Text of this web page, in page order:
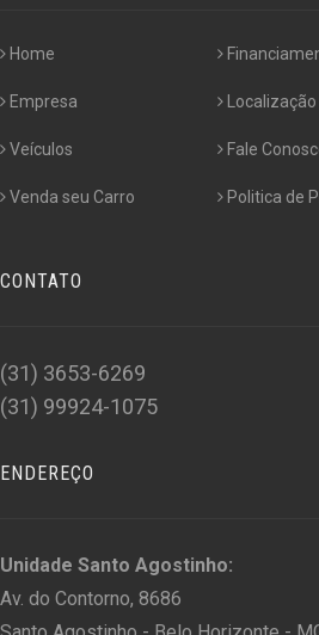
Home
Empresa
Veículos
Venda seu Carro
Localização
Fale
Politica de
CONTATO
(31) 3653-6269
(31) 99924-1075
ENDEREÇO
Unidade Santo Agostinho:
Av. do Contorno, 8686